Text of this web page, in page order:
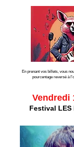
En prenant vos billets, vous
pourcentage reversé à
Vendredi
Festival LES